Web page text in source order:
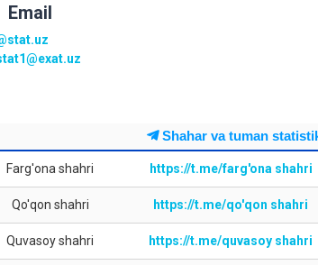
Email
Shahar va tuman
Farg'ona shahri https://t.me/farg'ona shahri
Qo'qon shahri https://t.me/qo'qon shahri
Quvasoy shahri https://t.me/quvasoy shahri